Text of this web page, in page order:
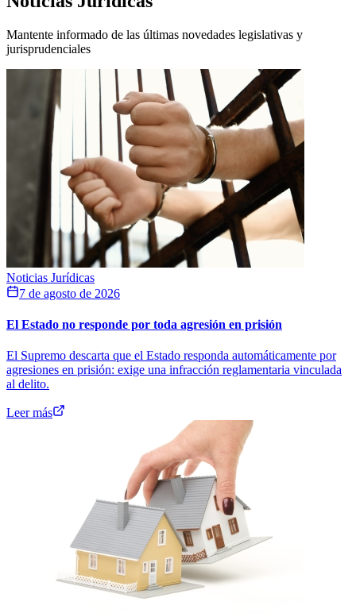
Mantente informado de las últimas novedades legislativas y
jurisprudenciales
Noticias Jurídicas
7 de agosto de 2026
El Estado no responde por toda agresión en prisión
El Supremo descarta que el Estado responda automáticamente por
agresiones en prisión: exige una infracción reglamentaria vinculada
al delito.
Leer más